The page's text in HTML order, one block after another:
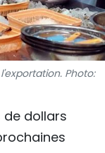
Photo:
de dollars